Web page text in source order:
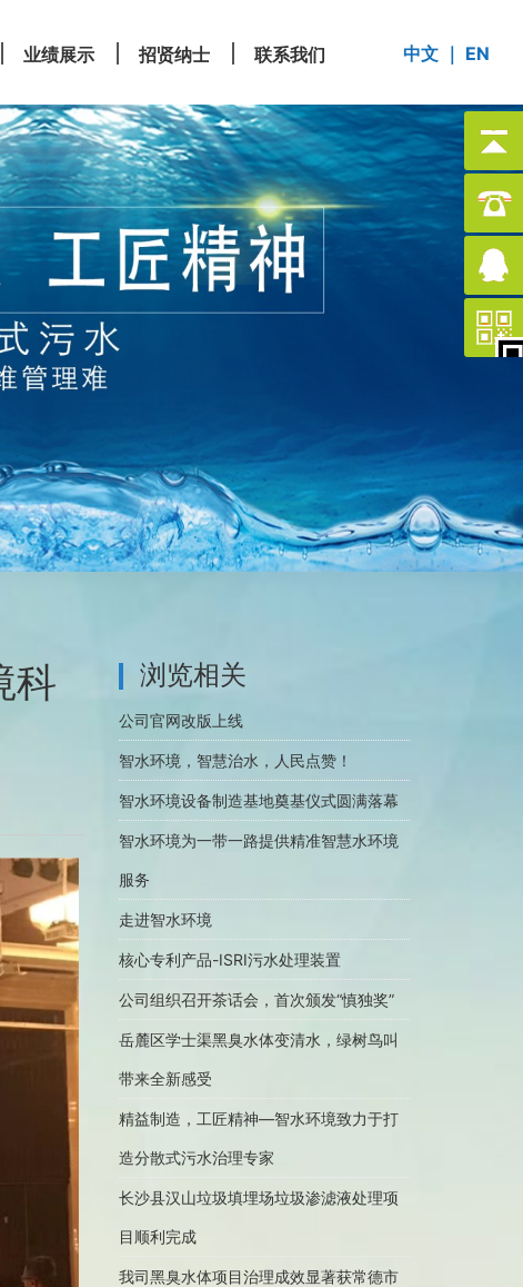
中文 ｜ EN
业绩展示
招贤纳士
联系我们
科
浏览相关
公司官网改版上线
智水环境，智慧治水，人民点赞！
智水环境设备制造基地奠基仪式圆满落幕
智水环境为一带一路提供精准智慧水环境
服务
走进智水环境
核心专利产品-ISRI污水处理装置
公司组织召开茶话会，首次颁发“慎独奖”
岳麓区学士渠黑臭水体变清水，绿树鸟叫
带来全新感受
精益制造，工匠精神—智水环境致力于打
造分散式污水治理专家
长沙县汉山垃圾填埋场垃圾渗滤液处理项
目顺利完成
我司黑臭水体项目治理成效显著获常德市